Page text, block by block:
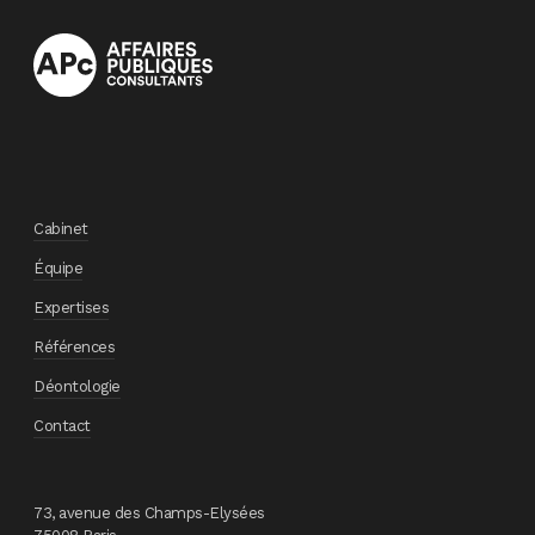
Cabinet
Équipe
Expertises
Références
Déontologie
Contact
73, avenue des Champs-Elysées